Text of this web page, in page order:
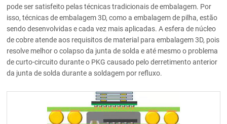
pode ser satisfeito pelas técnicas tradicionais de embalagem. Por
isso, técnicas de embalagem 3D, como a embalagem de pilha, estão
sendo desenvolvidas e cada vez mais aplicadas. A esfera de núcleo
de cobre atende aos requisitos de material para embalagem 3D, pois
resolve melhor o colapso da junta de solda e até mesmo o problema
de curto-circuito durante o PKG causado pelo derretimento anterior
da junta de solda durante a soldagem por refluxo.